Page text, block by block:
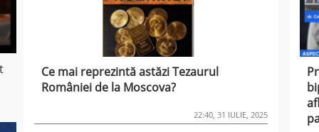
Ce mai reprezintă astăzi Tezaurul
României de la Moscova?
22:40, 31 IULIE, 2025